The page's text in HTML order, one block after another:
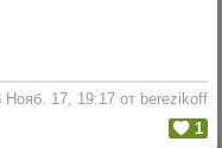
17, 19:17 от berezikoff
1